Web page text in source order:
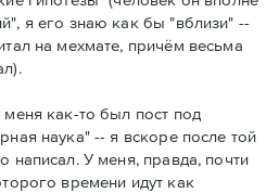
я его знаю как бы "вблизи" --
на мехмате, причём весьма
как-то был пост под
наука" -- я вскоре после той
написал. У меня, правда, почти
времени идут как